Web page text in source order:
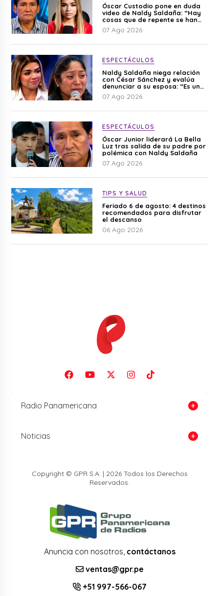
Óscar Custodio pone en duda
video de Naldy Saldaña: “Hay
cosas que de repente se han
editado”
07 Ago 2026
ESPECTÁCULOS
Naldy Saldaña niega relación
con César Sánchez y evalúa
denunciar a su esposa: “Es una
difamación”
07 Ago 2026
ESPECTÁCULOS
Óscar Junior liderará La Bella
Luz tras salida de su padre por
polémica con Naldy Saldaña
07 Ago 2026
TIPS Y SALUD
Feriado 6 de agosto: 4 destinos
recomendados para disfrutar
el descanso
06 Ago 2026
Radio Panamericana
Noticias
Copyright © GPR S.A. | 2026 Todos los Derechos
Reservados.
Anuncia con nosotros, contáctanos
ventas@gpr.pe
+51 997-566-067